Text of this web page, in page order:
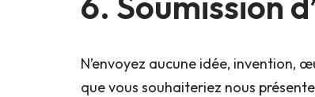
N’envoyez aucune idée, invention,
que vous souhaiteriez nous